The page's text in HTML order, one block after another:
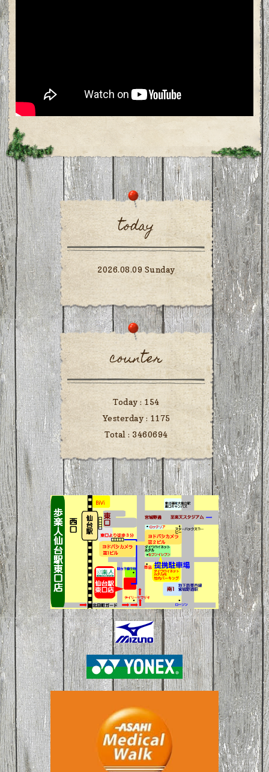
today
2026.08.09 Sunday
counter
Today : 154
Yesterday : 1175
Total : 3460694